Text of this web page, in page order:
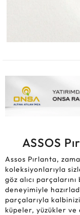
ASSOS
Assos Pırlanta,
koleksiyonlarıyla
göz alıcı
deneyimiyle
parçalarıyla
küpeler, yüzükler